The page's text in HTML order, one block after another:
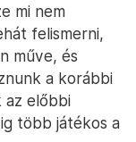
mi nem
felismerni,
műve, és
a korábbi
az előbbi
több játékos a